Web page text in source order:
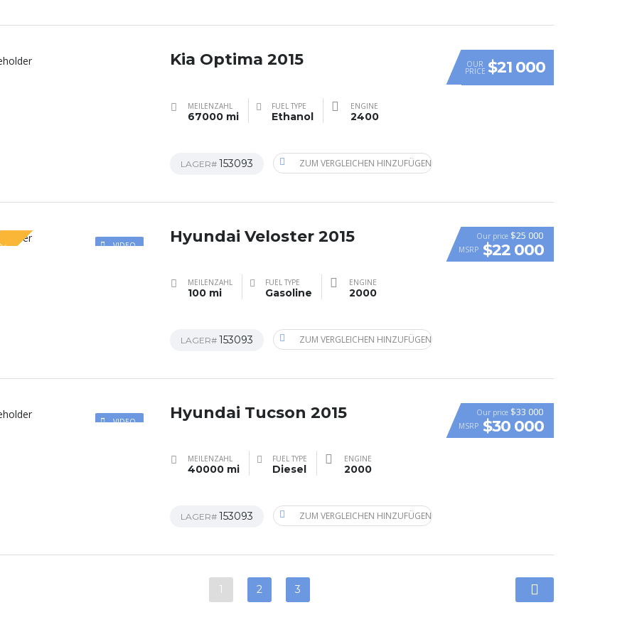
OUR
PRICE $21 000
Kia Optima 2015
MEILENZAHL
67000 mi
FUEL TYPE
Ethanol
ENGINE
2400
LAGER# 153093 ZUM VERGLEICHEN HINZUFÜGEN
VIDEO
Our price $25 000
MSRP $22 000
Hyundai Veloster 2015
MEILENZAHL
100 mi
FUEL TYPE
Gasoline
ENGINE
2000
LAGER# 153093 ZUM VERGLEICHEN HINZUFÜGEN
VIDEO
Our price $33 000
MSRP $30 000
Hyundai Tucson 2015
MEILENZAHL
40000 mi
FUEL TYPE
Diesel
ENGINE
2000
LAGER# 153093 ZUM VERGLEICHEN HINZUFÜGEN
1 2 3